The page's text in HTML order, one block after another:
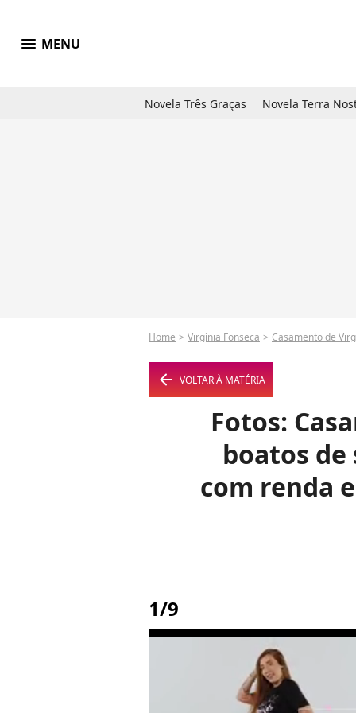
menu MENU
Novela Três Graças Novela Terra
Home Virgínia Fonseca Casamento de
arrow_left VOLTAR À MATÉRIA
Fotos:
boatos
com renda
1/9